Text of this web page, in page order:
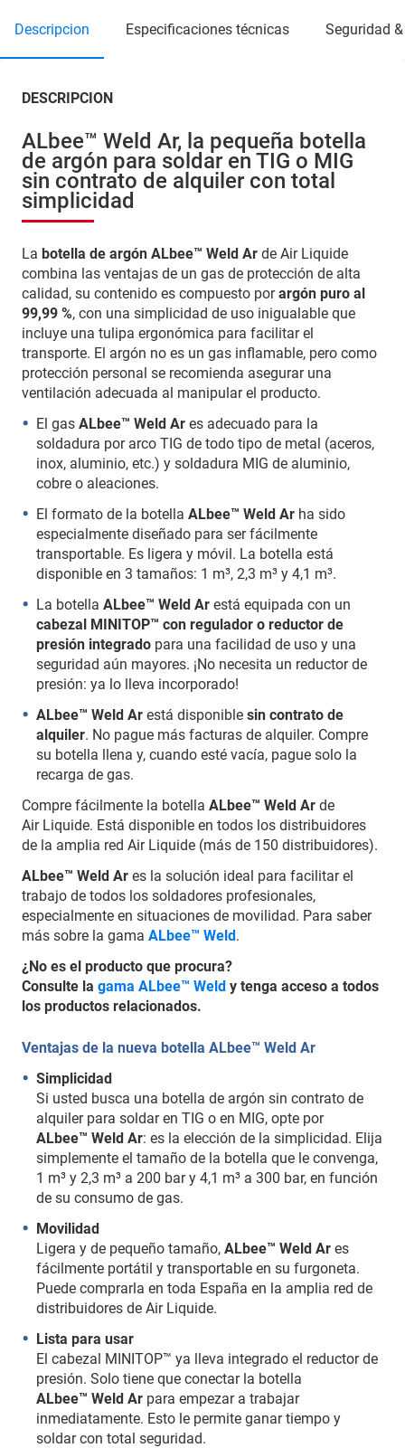
descripcion especificaciones técnicas seguridad
DESCRIPCION
ALbee™ Weld Ar, la pequeña botella
de argón para soldar en TIG o MIG
sin contrato de alquiler con total
simplicidad
La botella de argón ALbee™ Weld Ar de Air Liquide
combina las ventajas de un gas de protección de alta
calidad, su contenido es compuesto porargón puro al
99,99 %, con una simplicidad de uso inigualable que
incluye una tulipa ergonómica para facilitar el
transporte. El argón no es un gas inflamable, pero como
protección personal se recomienda asegurar una
ventilación adecuada al manipular el producto.
El gas ALbee™ Weld Ar es adecuado para la
soldadura por arco TIG de todo tipo de metal (aceros,
inox, aluminio, etc.) y soldadura MIG de aluminio,
cobre o aleaciones.
El formato de la botella ALbee™ Weld Ar ha sido
especialmente diseñado para ser fácilmente
transportable. Es ligera y móvil. La botella está
disponible en 3 tamaños: 1 m³, 2,3 m³ y 4,1 m³.
La botella ALbee™ Weld Ar está equipada con un
cabezal MINITOP™ con regulador o reductor de
presión integrado para una facilidad de uso y una
seguridad aún mayores. ¡No necesita un reductor de
presión: ya lo lleva incorporado!
ALbee™ Weld Ar está disponible sin contrato de
alquiler. No pague más facturas de alquiler. Compre
su botella llena y, cuando esté vacía, pague solo la
recarga de gas.
Compre fácilmente la botella ALbee™ Weld Ar de
Air Liquide. Está disponible en todos los distribuidores
de la amplia red Air Liquide (más de 150 distribuidores).
ALbee™ Weld Ar es la solución ideal para facilitar el
trabajo de todos los soldadores profesionales,
especialmente en situaciones de movilidad. Para saber
más sobre la gama ALbee™ Weld .
¿No es el producto que procura?
Consulte la gama ALbee™ Weld y tenga acceso a todos
los productos relacionados.
Ventajas de la nueva botella ALbee™ Weld Ar
Simplicidad
Si usted busca una botella de argón sin contrato de
alquiler para soldar en TIG o en MIG, opte por
ALbee™ Weld Ar: es la elección de la simplicidad. Elija
simplemente el tamaño de la botella que le convenga,
1 m³ y 2,3 m³ a 200 bar y 4,1 m³ a 300 bar, en función
de su consumo de gas.
Movilidad
Ligera y de pequeño tamaño, ALbee™ Weld Ar es
fácilmente portátil y transportable en su furgoneta.
Puede comprarla en toda España en la amplia red de
distribuidores de Air Liquide.
Lista para usar
El cabezal MINITOP™ ya lleva integrado el reductor de
presión. Solo tiene que conectar la botella
ALbee™ Weld Ar para empezar a trabajar
inmediatamente. Esto le permite ganar tiempo y
soldar con total seguridad.